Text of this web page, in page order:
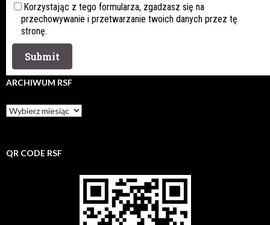
Korzystając z tego formularza, zgadzasz się na
przechowywanie i przetwarzanie twoich danych przez tę
stronę.
ARCHIWUM RSF
Archiwum
rsf
QR CODE RSF